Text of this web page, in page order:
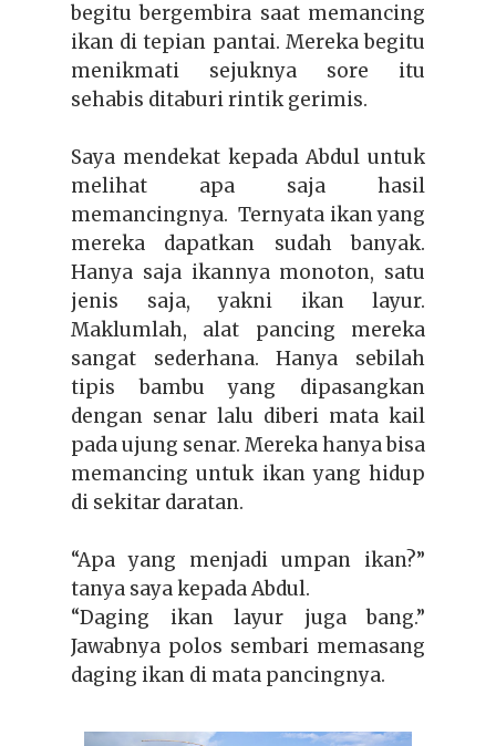
begitu bergembira saat memancing
ikan di tepian pantai. Mereka begitu
menikmati sejuknya sore itu
sehabis ditaburi rintik gerimis.
Saya mendekat kepada Abdul untuk
melihat apa saja hasil
memancingnya. Ternyata ikan yang
mereka dapatkan sudah banyak.
Hanya saja ikannya monoton, satu
jenis saja, yakni ikan layur.
Maklumlah, alat pancing mereka
sangat sederhana. Hanya sebilah
tipis bambu yang dipasangkan
dengan senar lalu diberi mata kail
pada ujung senar. Mereka hanya bisa
memancing untuk ikan yang hidup
di sekitar daratan.
“Apa yang menjadi umpan ikan?”
tanya saya kepada Abdul.
“Daging ikan layur juga bang.”
Jawabnya polos sembari memasang
daging ikan di mata pancingnya.